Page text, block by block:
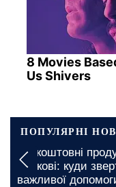
8 Movies
Us Shivers
ПОПУЛЯРНІ
Безкоштовні
Харкові: куди
важливої